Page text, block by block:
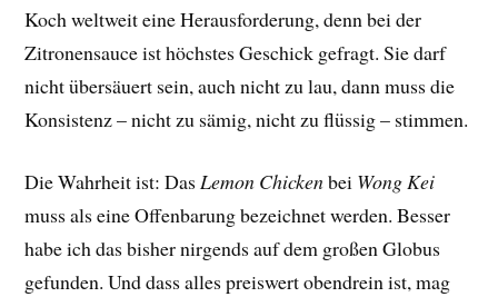
Koch weltweit eine Herausforderung, denn bei der
Zitronensauce ist höchstes Geschick gefragt. Sie darf
nicht übersäuert sein, auch nicht zu lau, dann muss die
Konsistenz – nicht zu sämig, nicht zu flüssig – stimmen.
Die Wahrheit ist: DasLemon Chickenbei Wong Kei
muss als eine Offenbarung bezeichnet werden. Besser
habe ich das bisher nirgends auf dem großen Globus
gefunden. Und dass alles preiswert obendrein ist, mag